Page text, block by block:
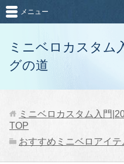
ミニベロカスタム
グの道
メニュー
ミニベロカスタム入門
TOP
おすすめミニベロアイテ